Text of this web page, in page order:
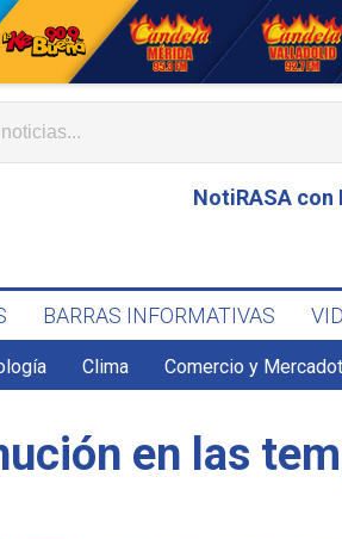
NotiRASA con
BARRAS INFORMATIVAS
Clima Comercio y
en las